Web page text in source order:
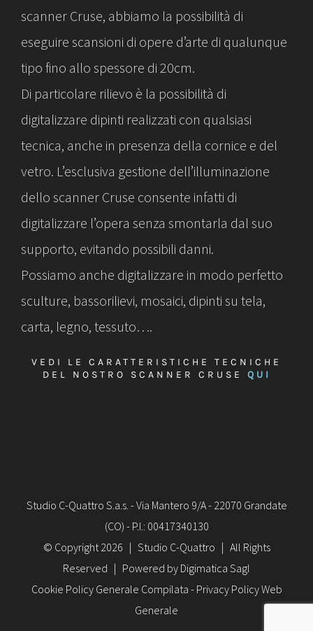
scanner Cruse, abbiamo la possibilità di
eseguire scansioni di opere d’arte di qualunque
tipo fino allo spessore di 20cm.
Di particolare rilievo è la possibilità di
digitalizzare dipinti realizzati con qualsiasi
tecnica, anche in presenza della cornice e del
vetro. L’esclusiva gestione dell’illuminazione
dello scanner Cruse consente infatti di
digitalizzare l’opera senza smontarla dal suo
supporto, evitando possibili danni.
Possiamo anche digitalizzare in modo perfetto
sculture, bassorilievi, mosaici, dipinti su tela,
carta, legno, tessuto….
VEDI LE CARATTERISTICHE TECNICHE
DEL NOSTRO SCANNER CRUSE QUI
Studio C-Quattro S.a.s. - Via Mantero 9/A - 22070 Grandate
(CO) - P.I.: 00417340130
© Copyright 2026 | Studio C-Quattro | All Rights
Reserved | Powered by Digimatica Sagl
Cookie Policy Generale Compilata - Privacy Policy Web
Generale